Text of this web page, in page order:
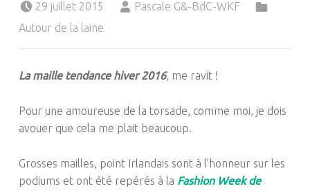
29 juillet 2015
Pascale G&-BdC-WKF
Autour de la laine
La maille tendance hiver 2016, me ravit !
Pour une amoureuse de la torsade, comme moi, je dois
avouer que cela me plait beaucoup.
Grosses mailles, point Irlandais sont à l’honneur sur les
podiums et ont été repérés à la Fashion Week de